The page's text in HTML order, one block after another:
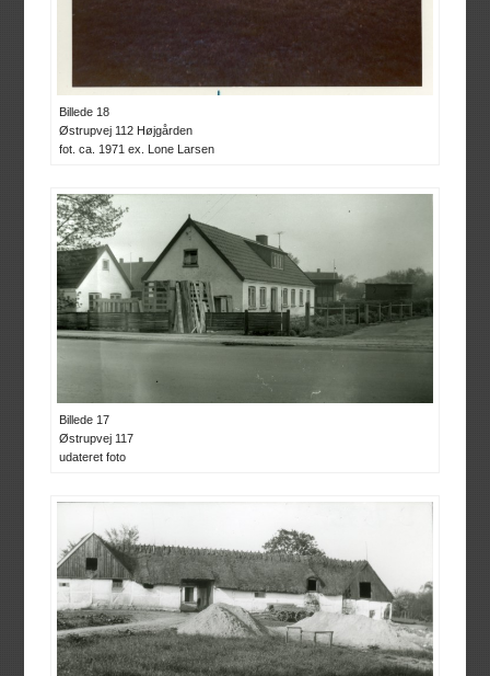
Billede 18
Østrupvej 112 Højgården
fot. ca. 1971 ex. Lone Larsen
Billede 17
Østrupvej 117
udateret foto